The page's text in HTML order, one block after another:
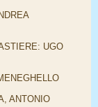
UGO
ANTONIO